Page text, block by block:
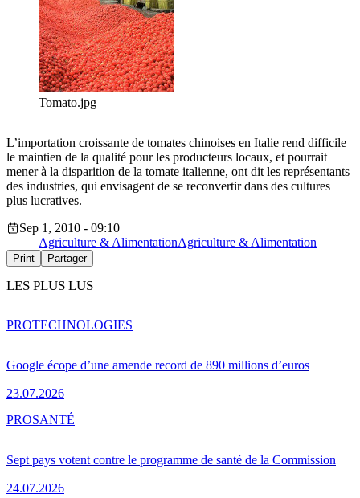
Tomato.jpg
L’importation croissante de tomates chinoises en Italie rend difficile
le maintien de la qualité pour les producteurs locaux, et pourrait
mener à la disparition de la tomate italienne, ont dit les représentants
des industries, qui envisagent de se reconvertir dans des cultures
plus lucratives.
Sep 1, 2010 - 09:10
Agriculture & AlimentationAgriculture & Alimentation
Print Partager
LES PLUS LUS
Google écope d’une amende record de 890 millions d’euros
23.07.2026
PROTECHNOLOGIES
Sept pays votent contre le programme de santé de la Commission
24.07.2026
PROSANTÉ